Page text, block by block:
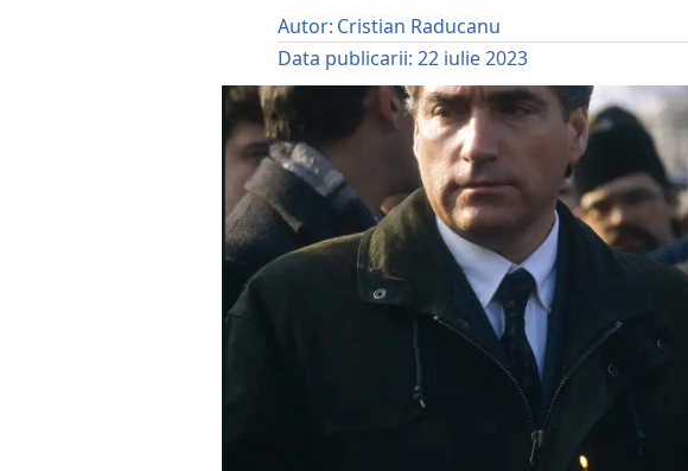
Autor: Cristian Raducanu
Data publicarii: 22 iulie 2023